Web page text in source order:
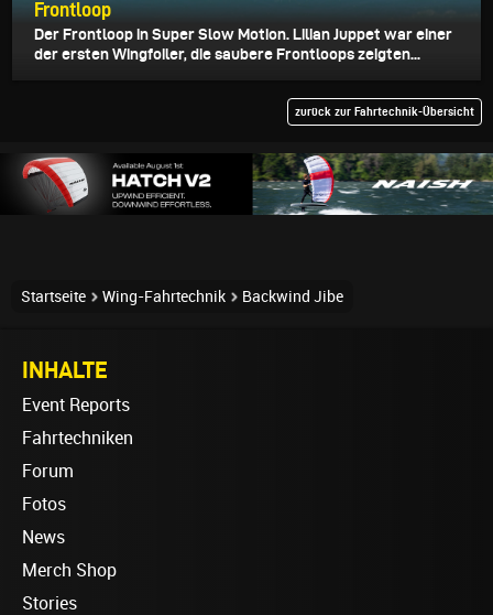
Frontloop
Der Frontloop in Super Slow Motion. Lilian Juppet war einer
der ersten Wingfoiler, die saubere Frontloops zeigten...
zurück zur Fahrtechnik-Übersicht
Startseite Wing-Fahrtechnik Backwind Jibe
INHALTE
Event Reports
Fahrtechniken
Forum
Fotos
News
Merch Shop
Stories